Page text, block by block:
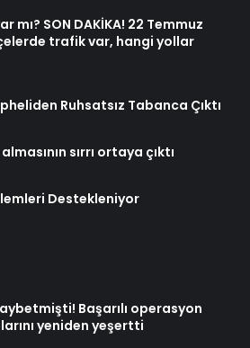
mı? SON DAKİKA! 22 Temmuz
trafik var, hangi yollar
Ruhsatsız Tabanca Çıktı
sırrı ortaya çıktı
Destekleniyor
Başarılı operasyon
yeniden yeşertti